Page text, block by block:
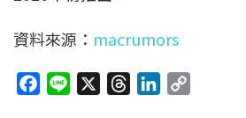
資料來源： macrumors